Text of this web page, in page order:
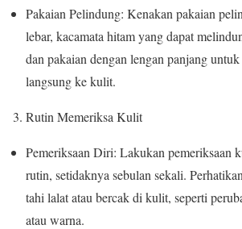
Pakaian Pelindung: Kenakan pakaian
lebar, kacamata hitam yang dapat
dan pakaian dengan lengan panjang
langsung ke kulit.
3. Rutin Memeriksa Kulit
Pemeriksaan Diri: Lakukan pemeriksaan
rutin, setidaknya sebulan sekali.
tahi lalat atau bercak di kulit, seperti
atau warna.